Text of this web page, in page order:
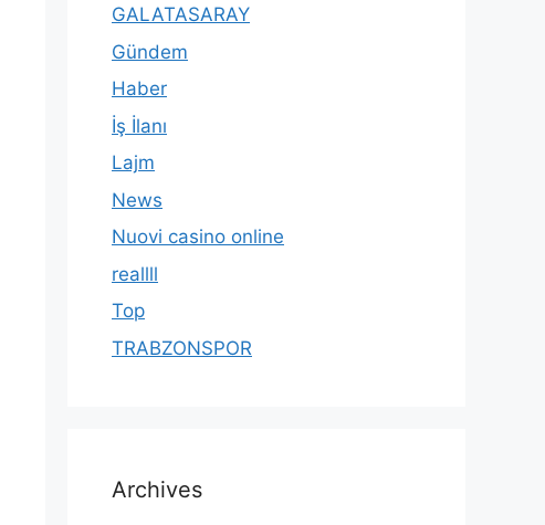
GALATASARAY
Gündem
Haber
İş İlanı
Lajm
News
Nuovi casino online
reallll
Top
TRABZONSPOR
Archives